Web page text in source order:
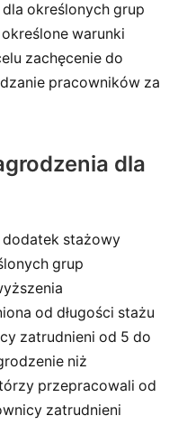
określonych grup
warunki
zachęcenie do
pracowników za
dla
dodatek stażowy
grup
od długości stażu
zatrudnieni od 5 do
niż
przepracowali od
zatrudnieni